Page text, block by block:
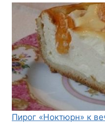
Пирог «Ноктюрн» к